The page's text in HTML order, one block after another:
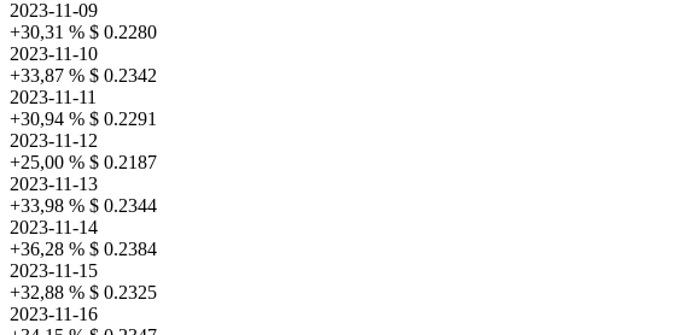
2023-11-09
+30,31 % $ 0.2280
2023-11-10
+33,87 % $ 0.2342
2023-11-11
+30,94 % $ 0.2291
2023-11-12
+25,00 % $ 0.2187
2023-11-13
+33,98 % $ 0.2344
2023-11-14
+36,28 % $ 0.2384
2023-11-15
+32,88 % $ 0.2325
2023-11-16